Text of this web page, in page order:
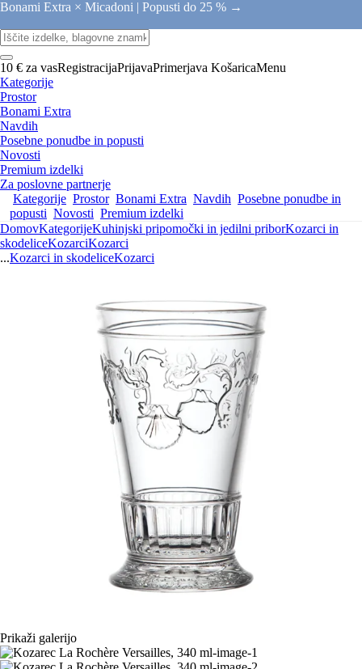
Bonami Extra × Micadoni | Popusti do 25 % →
10 € za vasRegistracijaPrijavaPrimerjava KošaricaMenu
Kategorije
Prostor
Bonami Extra
Navdih
Posebne ponudbe in popusti
Novosti
Premium izdelki
Za poslovne partnerje
Kategorije Prostor Bonami Extra Navdih Posebne ponudbe in
popusti Novosti Premium izdelki
DomovKategorijeKuhinjski pripomočki in jedilni priborKozarci in
skodeliceKozarciKozarci
...Kozarci in skodeliceKozarci
Prikaži galerijo